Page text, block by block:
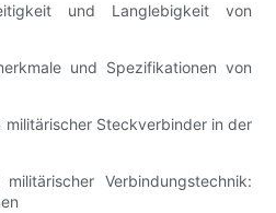
und Langlebigkeit von
und Spezifikationen von
Steckverbinder in der
Verbindungstechnik: